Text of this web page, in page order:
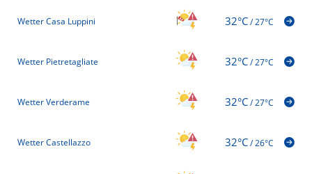
Wetter Casa Luppini 32°C/27°C
Wetter Pietretagliate 32°C/27°C
Wetter Verderame 32°C/27°C
Wetter Castellazzo 32°C/26°C